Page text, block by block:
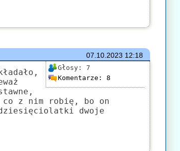
07.10.2023 12:18
Głosy: 7
Komentarze: 8
co z nim robię, bo on
dwoje